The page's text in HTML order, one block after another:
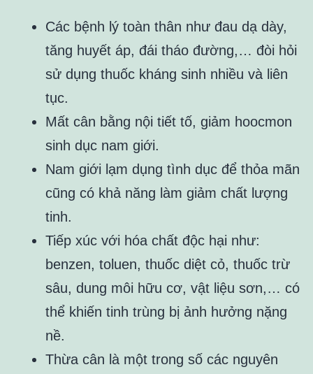
Các bệnh lý toàn thân như đau dạ dày,
tăng huyết áp, đái tháo đường,… đòi hỏi
sử dụng thuốc kháng sinh nhiều và liên
tục.
Mất cân bằng nội tiết tố, giảm hoocmon
sinh dục nam giới.
Nam giới lạm dụng tình dục để thỏa mãn
cũng có khả năng làm giảm chất lượng
tinh.
Tiếp xúc với hóa chất độc hại như:
benzen, toluen, thuốc diệt cỏ, thuốc trừ
sâu, dung môi hữu cơ, vật liệu sơn,… có
thể khiến tinh trùng bị ảnh hưởng nặng
nề.
Thừa cân là một trong số các nguyên